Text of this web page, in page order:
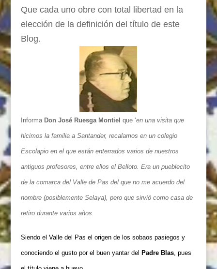
Que cada uno obre con total libertad en la
elección de la definición del título de este
Blog.
Informa Don José Ruesga Montiel que ‘en una visita que
hicimos la familia a Santander, recalamos en un colegio
Escolapio en el que están enterrados varios de nuestros
antiguos profesores, entre ellos el Belloto. Era un pueblecito
de la comarca del Valle de Pas del que no me acuerdo del
nombre (posiblemente Selaya), pero que sirvió como casa de
retiro durante varios años.
Siendo el Valle del Pas el origen de los sobaos pasiegos y
conociendo el gusto por el buen yantar del Padre Blas, pues